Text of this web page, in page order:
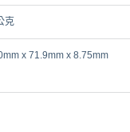
克
x 71.9mm x 8.75mm